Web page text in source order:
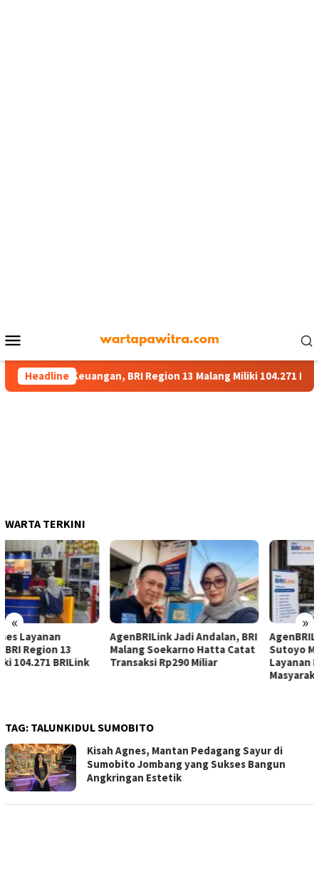
Mobile
Headline
Keuangan, BRI Region 13 Malang Miliki 104.271 BRILink
WARTA TERKINI
« »
AgenBRILink Jadi Andalan, BRI
Malang Soekarno Hatta Catat
Transaksi Rp290 Miliar
AgenBRILink BRI Malang
Sutoyo Makin Dekatkan
Layanan Perbankan ke
TAG: TALUNKIDUL SUMOBITO
Kisah Agnes, Mantan Pedagang Sayur di
Sumobito Jombang yang Sukses Bangun
Angkringan Estetik